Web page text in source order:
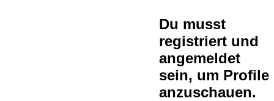
Du musst
registriert und
angemeldet
sein, um Profile
anzuschauen.